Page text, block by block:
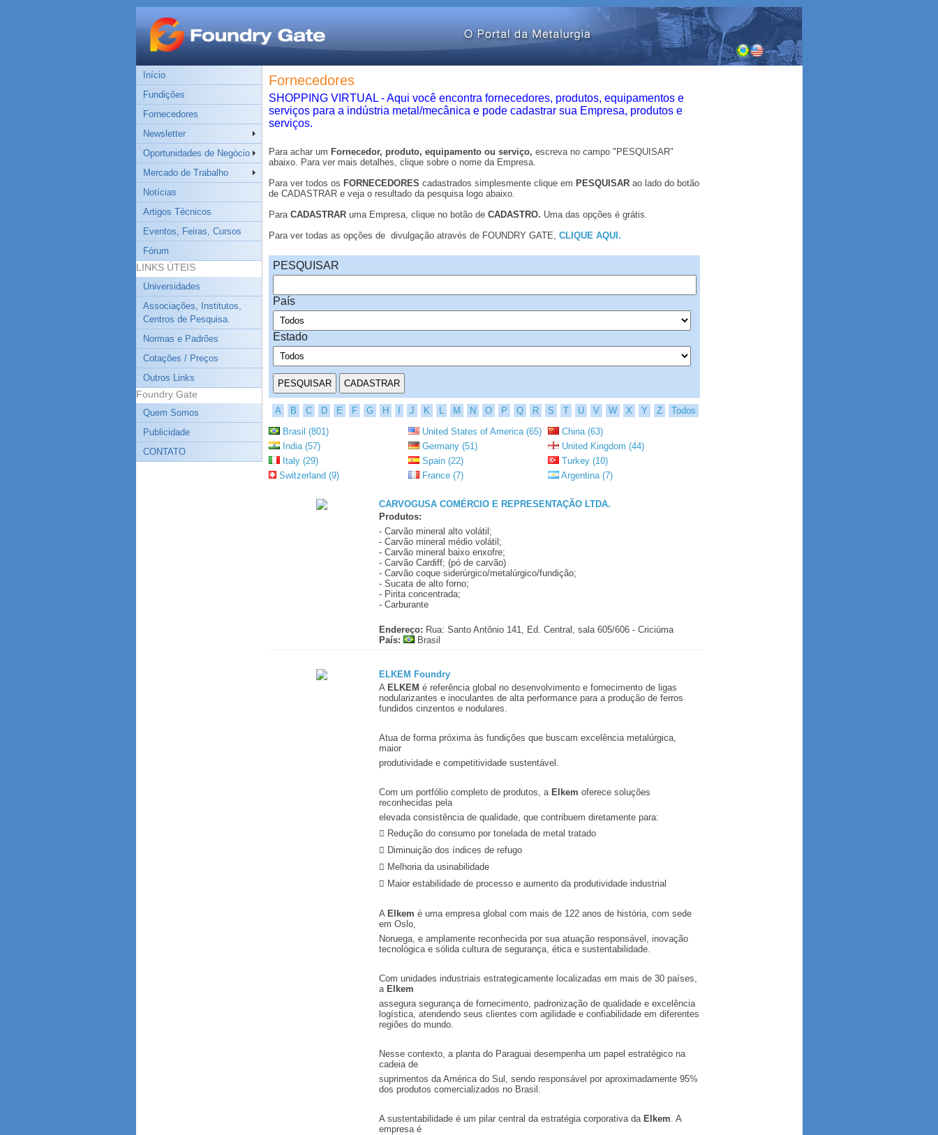
Início
Fundições
Fornecedores
Newsletter
Oportunidades de Negócio
Mercado de Trabalho
Notícias
Artigos Técnicos
Eventos, Feiras, Cursos
Fórum
LINKS ÚTEIS
Universidades
Associações, Institutos,
Centros de Pesquisa.
Normas e Padrões
Cotações / Preços
Outros Links
Foundry Gate
Quem Somos
Publicidade
CONTATO
Fornecedores
SHOPPING VIRTUAL - Aqui você encontra fornecedores, produtos, equipamentos e
serviços para a indústria metal/mecânica e pode cadastrar sua Empresa, produtos e
serviços.
Para achar um Fornecedor, produto, equipamento ou serviço, escreva no campo "PESQUISAR"
abaixo. Para ver mais detalhes, clique sobre o nome da Empresa.
Para ver todos os FORNECEDORES cadastrados simplesmente clique em PESQUISARao lado do botão
de CADASTRAR e veja o resultado da pesquisa logo abaixo.
Para CADASTRARuma Empresa, clique no botão de CADASTRO. Uma das opções é grátis.
Para ver todas as opções de divulgação através de FOUNDRY GATE, CLIQUE AQUI.
PESQUISAR
País
Estado
A B C D E F G H J K L M N O P Q R S T U V W X Y Z
Todos
Brasil (801)
United States of America (65)
China (63)
India (57)
Germany (51)
United Kingdom (44)
Italy (29)
Spain (22)
Turkey (10)
Switzerland (9)
France (7) Argentina (7)
CARVOGUSA COMÉRCIO E REPRESENTAÇÃO LTDA.
Produtos:
- Carvão mineral alto volátil;
- Carvão mineral médio volátil;
- Carvão mineral baixo enxofre;
- Carvão Cardiff; (pó de carvão)
- Carvão coque siderúrgico/metalúrgico/fundição;
- Sucata de alto forno;
- Pirita concentrada;
- Carburante
Endereço: Rua: Santo Antônio 141, Ed. Central, sala 605/606 - Criciúma
País:
Brasil
ELKEM Foundry
A ELKEM é referência global no desenvolvimento e fornecimento de ligas
nodularizantes e inoculantes de alta performance para a produção de ferros
fundidos cinzentos e nodulares.
Atua de forma próxima às fundições que buscam excelência metalúrgica,
maior
produtividade e competitividade sustentável.
Com um portfólio completo de produtos, a Elkem oferece soluções
reconhecidas pela
elevada consistência de qualidade, que contribuem diretamente para:
 Redução do consumo por tonelada de metal tratado
 Diminuição dos índices de refugo
 Melhoria da usinabilidade
 Maior estabilidade de processo e aumento da produtividade industrial
A Elkem é uma empresa global com mais de 122 anos de história, com sede
em Oslo,
Noruega, e amplamente reconhecida por sua atuação responsável, inovação
tecnológica e sólida cultura de segurança, ética e sustentabilidade.
Com unidades industriais estrategicamente localizadas em mais de 30 países,
a Elkem
assegura segurança de fornecimento, padronização de qualidade e excelência
logística, atendendo seus clientes com agilidade e confiabilidade em diferentes
regiões do mundo.
Nesse contexto, a planta do Paraguai desempenha um papel estratégico na
cadeia de
suprimentos da América do Sul, sendo responsável por aproximadamente 95%
dos produtos comercializados no Brasil.
A sustentabilidade é um pilar central da estratégia corporativa da Elkem . A
empresa é